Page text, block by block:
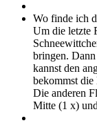
Wo finde ich
Um die letzte
bringen.
kannst den
bekommst die
Die anderen
Mitte (1 x)